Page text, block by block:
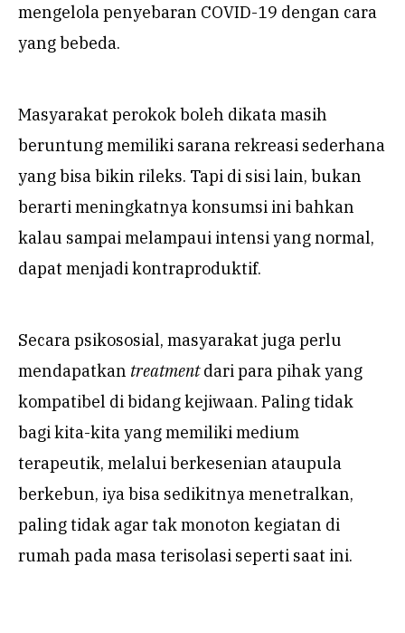
mengelola penyebaran COVID-19 dengan cara
yang bebeda.
Masyarakat perokok boleh dikata masih
beruntung memiliki sarana rekreasi sederhana
yang bisa bikin rileks. Tapi di sisi lain, bukan
berarti meningkatnya konsumsi ini bahkan
kalau sampai melampaui intensi yang normal,
dapat menjadi kontraproduktif.
Secara psikososial, masyarakat juga perlu
mendapatkan treatmentdari para pihak yang
kompatibel di bidang kejiwaan. Paling tidak
bagi kita-kita yang memiliki medium
terapeutik, melalui berkesenian ataupula
berkebun, iya bisa sedikitnya menetralkan,
paling tidak agar tak monoton kegiatan di
rumah pada masa terisolasi seperti saat ini.